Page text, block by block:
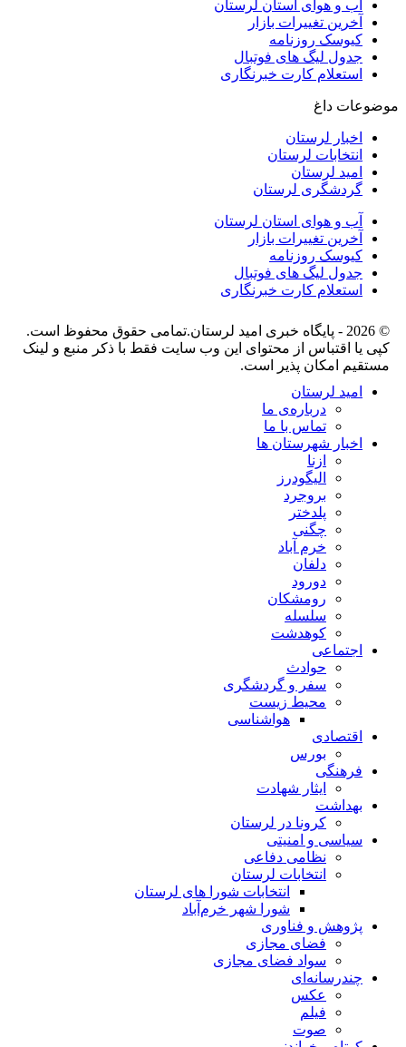
آب و هوای استان لرستان
آخرین تغییرات بازار
کیوسک روزنامه
جدول لیگ های فوتبال
استعلام کارت خبرنگاری
موضوعات داغ
اخبار لرستان
انتخابات لرستان
امید لرستان
گردشگری لرستان
آب و هوای استان لرستان
آخرین تغییرات بازار
کیوسک روزنامه
جدول لیگ های فوتبال
استعلام کارت خبرنگاری
© 2026 - پایگاه خبری اميد لرستان.تمامی حقوق محفوظ است.
کپی یا اقتباس از محتوای این وب سایت فقط با ذکر منبع و لینک
مستقیم امکان پذیر است.
امید لرستان
درباره‌ی ما
تماس با ما
اخبار شهرستان ها
ازنا
الیگودرز
بروجرد
پلدختر
چگنی
خرم آباد
دلفان
دورود
رومشکان
سلسله
کوهدشت
اجتماعی
حوادث
سفر و گردشگری
محیط زیست
هواشناسی
اقتصادی
بورس
فرهنگی
ایثار شهادت
بهداشت
کرونا در لرستان
سیاسی و امنیتی
نظامی دفاعی
انتخابات لرستان
انتخابات شورا های لرستان
شورا شهر خرم‌آباد
پژوهش و فناوری
فضای مجازی
سواد فضای مجازی
چندرسانه‌ای
عكس
فیلم
صوت